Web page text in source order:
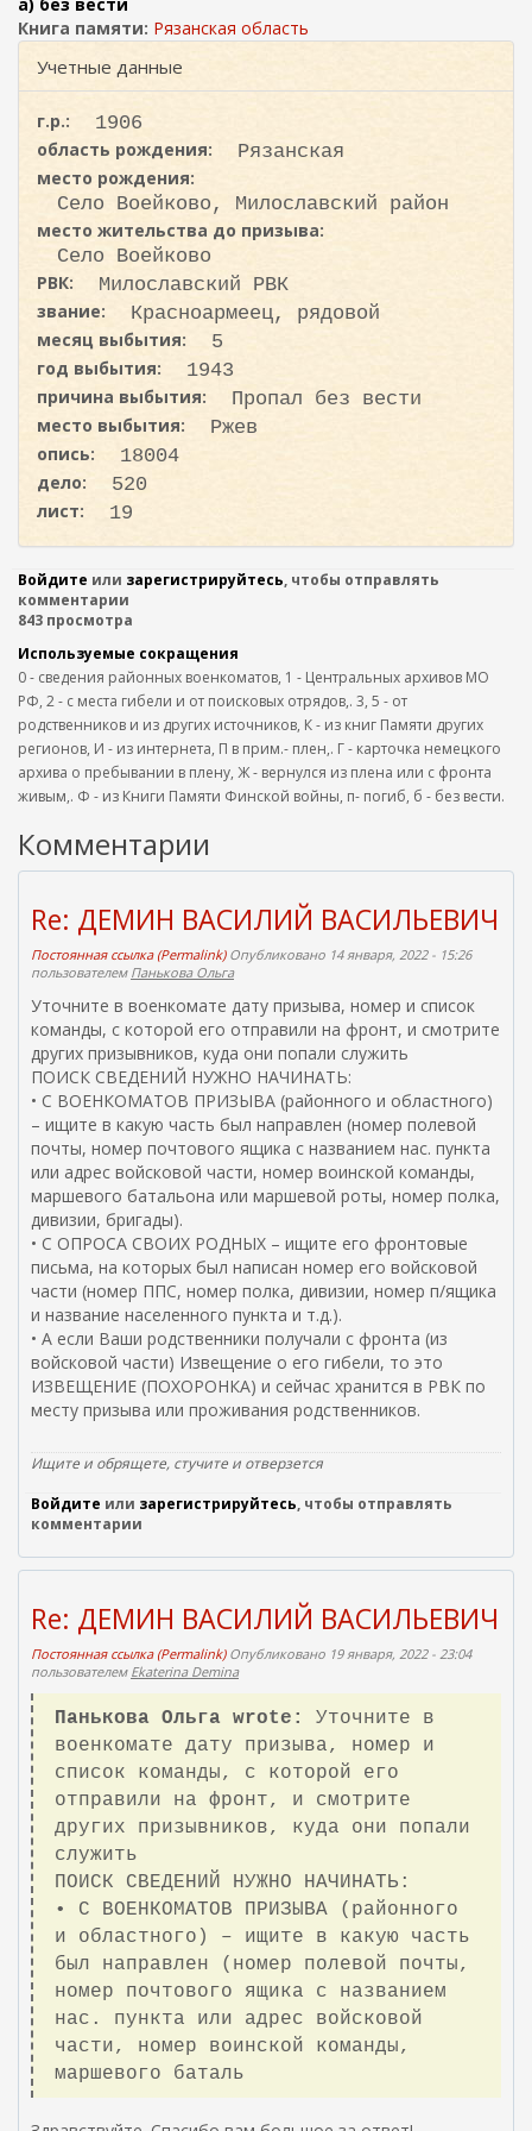
и
с
Книга памяти: Рязанская область
Учетные данные
г.р.:
1906
область рождения:
Рязанская
место рождения:
Село Воейково, Милославский район
место жительства до призыва:
Село Воейково
РВК:
Милославский РВК
звание:
Красноармеец, рядовой
месяц выбытия:
5
год выбытия:
1943
причина выбытия:
Пропал без вести
место выбытия:
Ржев
опись:
18004
дело:
520
лист:
19
Войдите или зарегистрируйтесь, чтобы отправлять
комментарии
843 просмотра
Используемые сокращения
0 - сведения районных военкоматов, 1 - Центральных архивов МО
РФ, 2 - с места гибели и от поисковых отрядов,. 3, 5 - от
родственников и из других источников, К - из книг Памяти других
регионов, И - из интернета, П в прим.- плен,. Г - карточка немецкого
архива о пребывании в плену, Ж - вернулся из плена или с фронта
живым,. Ф - из Книги Памяти Финской войны, п- погиб, б - без вести.
Комментарии
Re: ДЕМИН ВАСИЛИЙ ВАСИЛЬЕВИЧ
Постоянная ссылка (Permalink)Опубликовано 14 января, 2022 - 15:26
пользователем Панькова Ольга
Уточните в военкомате дату призыва, номер и список
команды, с которой его отправили на фронт, и смотрите
других призывников, куда они попали служить
ПОИСК СВЕДЕНИЙ НУЖНО НАЧИНАТЬ:
• С ВОЕНКОМАТОВ ПРИЗЫВА (районного и областного)
– ищите в какую часть был направлен (номер полевой
почты, номер почтового ящика с названием нас. пункта
или адрес войсковой части, номер воинской команды,
маршевого батальона или маршевой роты, номер полка,
дивизии, бригады).
• С ОПРОСА СВОИХ РОДНЫХ – ищите его фронтовые
письма, на которых был написан номер его войсковой
части (номер ППС, номер полка, дивизии, номер п/ящика
и название населенного пункта и т.д.).
• А если Ваши родственники получали с фронта (из
войсковой части) Извещение о его гибели, то это
ИЗВЕЩЕНИЕ (ПОХОРОНКА) и сейчас хранится в РВК по
месту призыва или проживания родственников.
Ищите и обрящете, стучите и отверзется
Войдите или зарегистрируйтесь, чтобы отправлять
комментарии
Re: ДЕМИН ВАСИЛИЙ ВАСИЛЬЕВИЧ
Постоянная ссылка (Permalink)Опубликовано 19 января, 2022 - 23:04
пользователем Ekaterina Demina
Панькова Ольга wrote:
Уточните в
военкомате дату призыва, номер и
список команды, с которой его
отправили на фронт, и смотрите
других призывников, куда они попали
служить
ПОИСК СВЕДЕНИЙ НУЖНО НАЧИНАТЬ:
• С ВОЕНКОМАТОВ ПРИЗЫВА (районного
и областного) – ищите в какую часть
был направлен (номер полевой почты,
номер почтового ящика с названием
нас. пункта или адрес войсковой
части, номер воинской команды,
маршевого баталь